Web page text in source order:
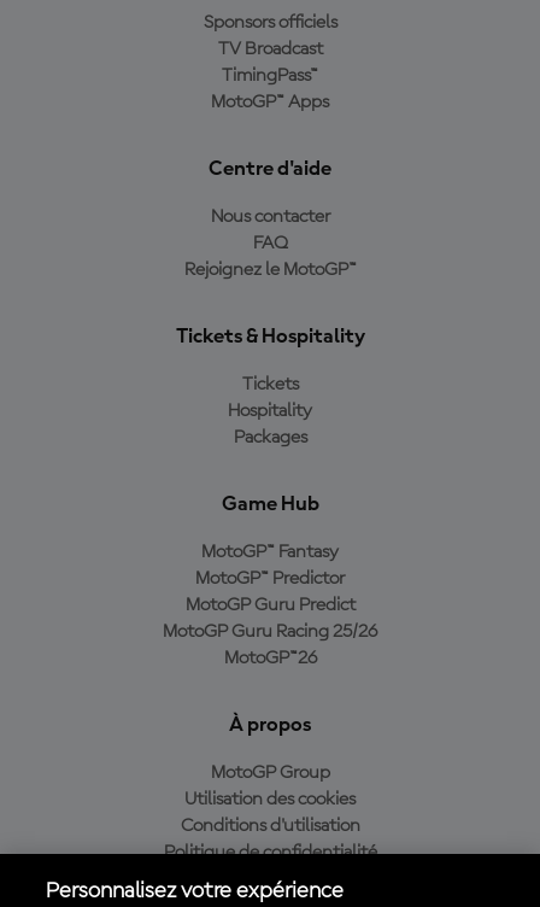
Sponsors officiels
TV Broadcast
TimingPass™
MotoGP™ Apps
Centre d'aide
Nous contacter
FAQ
Rejoignez le MotoGP™
Tickets & Hospitality
Tickets
Hospitality
Packages
Game Hub
MotoGP™ Fantasy
MotoGP™ Predictor
MotoGP Guru Predict
MotoGP Guru Racing 25/26
MotoGP™26
À propos
MotoGP Group
Utilisation des cookies
Conditions d'utilisation
Politique de confidentialité
Politique d’achat
Personnalisez votre expérience